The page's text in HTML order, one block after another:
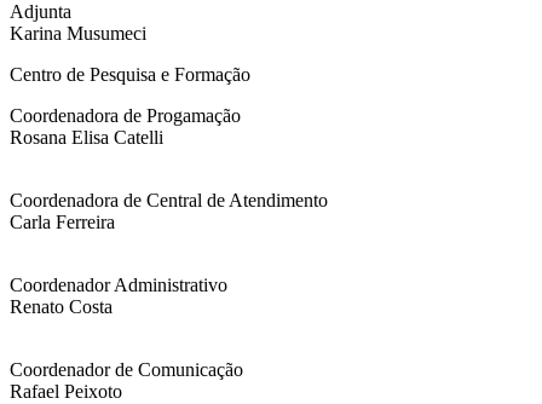
Adjunta
Karina Musumeci
Centro de Pesquisa e Formação
Coordenadora de Progamação
Rosana Elisa Catelli
Coordenadora de Central de Atendimento
Carla Ferreira
Coordenador Administrativo
Renato Costa
Coordenador de Comunicação
Rafael Peixoto